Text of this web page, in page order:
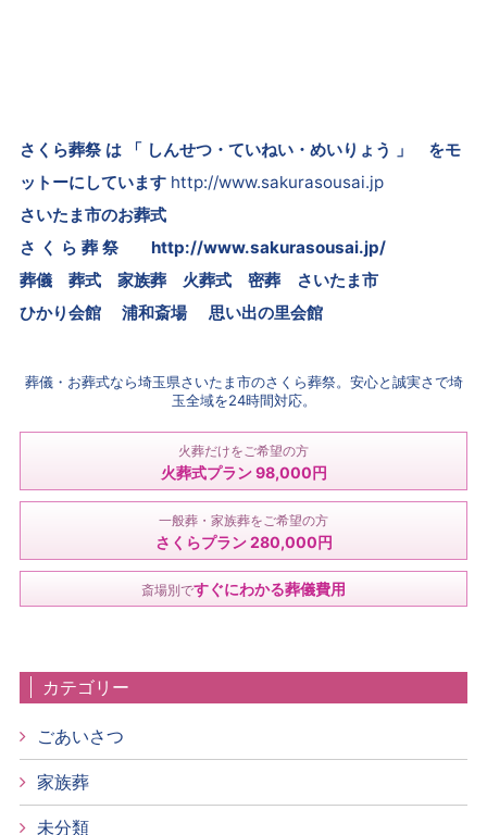
さくら葬祭 は 「 しんせつ・ていねい・めいりょう 」 をモ
ットーにしています http://www.sakurasousai.jp
さいたま市のお葬式
さ く ら 葬 祭
http://www.sakurasousai.jp/
葬儀 葬式 家族葬 火葬式 密葬さいたま市
ひかり会館 浦和斎場 思い出の里会館
葬儀・お葬式なら埼玉県さいたま市のさくら葬祭。安心と誠実さで埼
玉全域を24時間対応。
火葬だけをご希望の方
火葬式プラン 98,000円
一般葬・家族葬をご希望の方
さくらプラン 280,000円
斎場別ですぐにわかる葬儀費用
カテゴリー
ごあいさつ
家族葬
未分類